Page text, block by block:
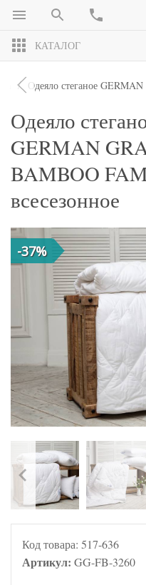
КАТАЛОГ
Одеяло стеганое
Одеяло
GERMAN
BAMBOO
всесезонное
-37%
Код товара: 517-636
Артикул: GG-FB-3260